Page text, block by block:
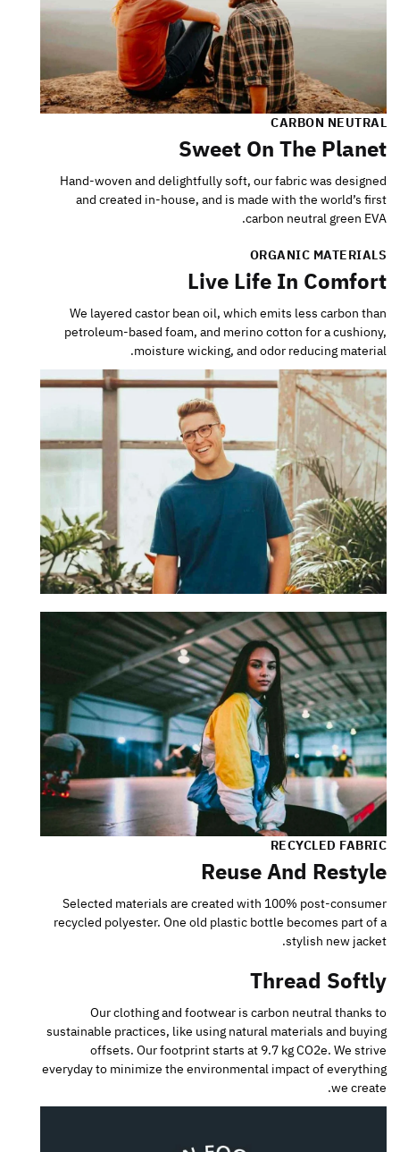
CARBON NEUTRAL
Sweet On The Planet
Hand-woven and delightfully soft, our fabric was designed
and created in-house, and is made with the world’s first
carbon neutral green EVA.
ORGANIC MATERIALS
Live Life In Comfort
We layered castor bean oil, which emits less carbon than
petroleum-based foam, and merino cotton for a cushiony,
moisture wicking, and odor reducing material.
RECYCLED FABRIC
Reuse And Restyle
Selected materials are created with 100% post-consumer
recycled polyester. One old plastic bottle becomes part of a
stylish new jacket.
Thread Softly
Our clothing and footwear is carbon neutral thanks to
sustainable practices, like using natural materials and buying
offsets. Our footprint starts at 9.7 kg CO2e. We strive
everyday to minimize the environmental impact of everything
we create.